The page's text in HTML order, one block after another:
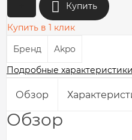
Купить
Купить в 1 клик
Бренд
Akpo
Подробные характеристики
Обзор
Обзор